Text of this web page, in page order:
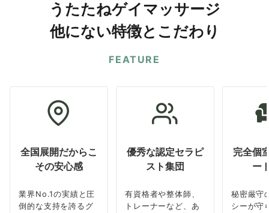
うたたねゲイマッサージ
他にない特徴とこだわり
FEATURE
全国展開だからこ
その安心感
業界No.1の実績と圧
倒的な支持を誇るグ
優秀な認定セラピ
スト集団
有資格者や整体師、
トレーナーなど、あ
完全個
ー
秘密厳守
シーが守